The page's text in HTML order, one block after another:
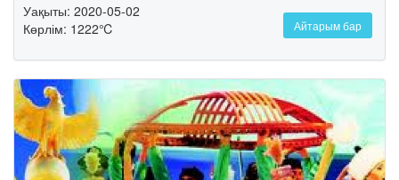
Уақыты: 2020-05-02
Көрлім: 1222℃
Айтарым бар